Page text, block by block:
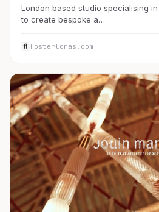
London based studio specialising
to create bespoke a…
fosterlomas.com